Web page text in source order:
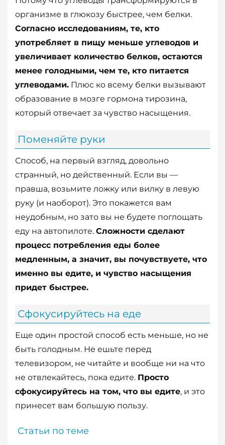
организме в глюкозу быстрее, чем белки.
Согласно исследованиям, те, кто
употребляет в пищу меньше углеводов и
увеличивает количество белков, остаются
менее голодными, чем те, кто питается
углеводами. Плюс ко всему белки вызывают
образование в мозге гормона тирозина,
который отвечает за чувство насыщения.
Поменяйте руки
Способ, на первый взгляд, довольно
странный, но действенный. Если вы —
правша, возьмите ложку или вилку в левую
руку (и наоборот). Это покажется вам
неудобным, но зато вы не будете поглощать
еду на автопилоте. Сложности сделают
процесс потребления еды более
медленным, а значит, вы почувствуете, что
именно вы едите, и чувство насыщения
придет быстрее.
Сфокусируйтесь на еде
Еще один простой способ есть меньше, но не
быть голодным. Не ешьте перед
телевизором, не читайте и вообще ни на что
не отвлекайтесь, пока едите. Просто
сфокусируйтесь на том, что вы едите, и это
принесет вам большую пользу.
Статьи по теме